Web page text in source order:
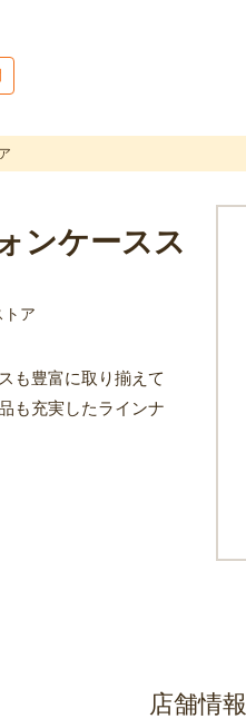
ンケースス
トア
も豊富に取り揃えて
も充実したラインナ
店舗情報